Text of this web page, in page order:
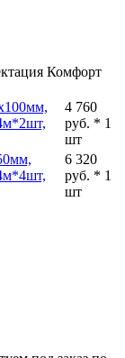
Комфорт
4 760
руб. * 1
шт
6 320
руб. * 1
шт